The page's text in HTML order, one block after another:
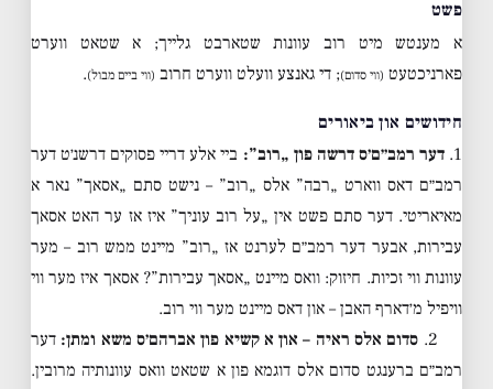
פשט
א מענטש מיט רוב עוונות שטארבט גלייך; א שטאט ווערט
פארניכטעט (ווי סדום); די גאנצע וועלט ווערט חרוב (ווי ביים מבול).
חידושים און ביאורים
1. דער רמב״ם׳ס דרשה פון „רוב”: ביי אלע דריי פסוקים דרשנ׳ט דער
רמב״ם דאס ווארט „רבה” אלס „רוב” – נישט סתם „אסאך” נאר א
מאיאריטי. דער סתם פשט אין „על רוב עוניך” איז אז ער האט אסאך
עבירות, אבער דער רמב״ם לערנט אז „רוב” מיינט ממש רוב – מער
עוונות ווי זכיות. חיזוק: וואס מיינט „אסאך עבירות”? אסאך איז מער ווי
וויפיל מ׳דארף האבן – און דאס מיינט מער ווי רוב.
2. סדום אלס ראיה – און א קשיא פון אברהם׳ס משא ומתן: דער
רמב״ם ברענגט סדום אלס דוגמא פון א שטאט וואס עוונותיה מרובין.